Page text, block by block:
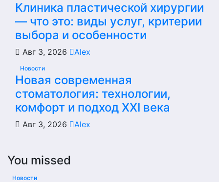
Клиника пластической хирургии
— что это: виды услуг, критерии
выбора и особенности
Авг 3, 2026 Alex
Новости
Новая современная
стоматология: технологии,
комфорт и подход XXI века
Авг 3, 2026 Alex
You missed
Новости